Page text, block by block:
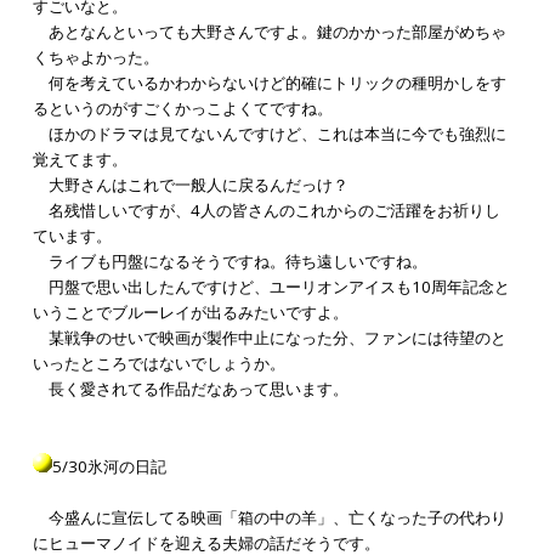
すごいなと。
あとなんといっても大野さんですよ。鍵のかかった部屋がめちゃ
くちゃよかった。
何を考えているかわからないけど的確にトリックの種明かしをす
るというのがすごくかっこよくてですね。
ほかのドラマは見てないんですけど、これは本当に今でも強烈に
覚えてます。
大野さんはこれで一般人に戻るんだっけ？
名残惜しいですが、4人の皆さんのこれからのご活躍をお祈りし
ています。
ライブも円盤になるそうですね。待ち遠しいですね。
円盤で思い出したんですけど、ユーリオンアイスも10周年記念と
いうことでブルーレイが出るみたいですよ。
某戦争のせいで映画が製作中止になった分、ファンには待望のと
いったところではないでしょうか。
長く愛されてる作品だなあって思います。
5/30氷河の日記
今盛んに宣伝してる映画「箱の中の羊」、亡くなった子の代わり
にヒューマノイドを迎える夫婦の話だそうです。